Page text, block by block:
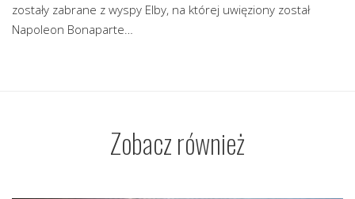
zostały zabrane z wyspy Elby, na której uwięziony został
Napoleon Bonaparte…
Zobacz również